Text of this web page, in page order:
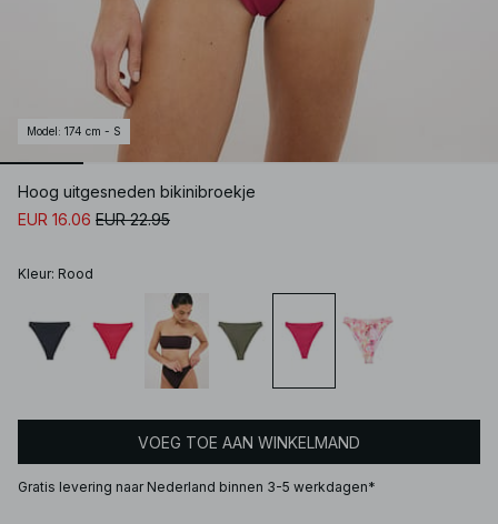
Model : 174 cm - S
Hoog uitgesneden bikinibroekje
EUR 16.06 EUR 22.95
Kleur: Rood
VOEG TOE AAN WINKELMAND
Gratis levering naar Nederland binnen 3-5 werkdagen*